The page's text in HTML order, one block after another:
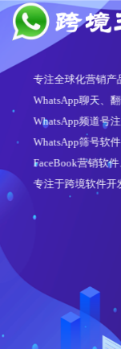
专注全球化营销产
WhatsApp聊天、
WhatsApp频道号
WhatsApp筛号软
FaceBook营销软
专注于跨境软件